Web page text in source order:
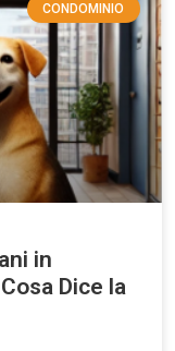
CONDOMINIO
in
Dice la